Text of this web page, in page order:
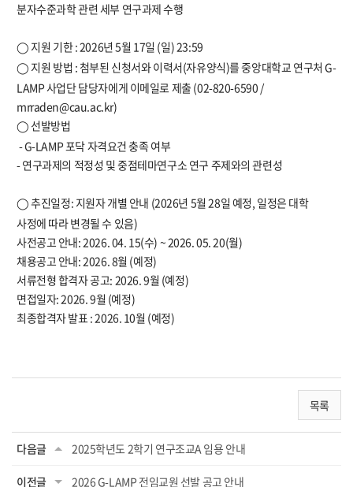
분자수준과학 관련 세부 연구과제 수행
◯ 지원 기한: 2026년 5월 17일 (일) 23:59
◯ 지원 방법 : 첨부된 신청서와 이력서(자유양식)를 중앙대학교 연구처 G-
LAMP사업단 담당자에게 이메일로 제출 (02-820-6590 /
mrraden@cau.ac.kr)
◯ 선발방법
- G-LAMP포닥 자격요건 충족 여부
-연구과제의 적정성 및 중점테마연구소 연구 주제와의 관련성
◯ 추진일정: 지원자 개별 안내 (2026년 5월 28일 예정, 일정은 대학
사정에 따라 변경될 수 있음)
사전공고 안내: 2026. 04. 15(수) ~ 2026. 05. 20(월)
채용공고 안내: 2026. 8월 (예정)
서류전형 합격자 공고: 2026. 9월 (예정)
면접일자: 2026. 9월 (예정)
최종합격자 발표 : 2026. 10월 (예정)
목록
다음글 2025학년도 2학기 연구조교A 임용 안내
이전글 2026 G-LAMP 전임교원 선발 공고 안내